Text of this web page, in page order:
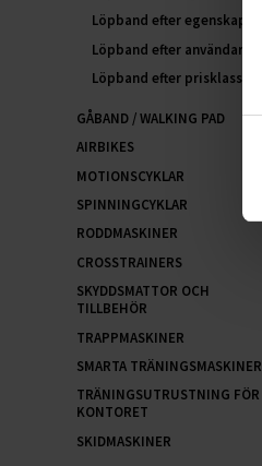
Löpband efter egenskaper
Löpband efter användare
Löpband efter prisklass
GÅBAND / WALKING PAD
AIRBIKES
MOTIONSCYKLAR
SPINNINGCYKLAR
RODDMASKINER
CROSSTRAINERS
SKYDDSMATTOR OCH
TILLBEHÖR
TRAPPMASKINER
SMARTA TRÄNINGSMASKINER
TRÄNINGSUTRUSTNING FÖR
KONTORET
SKIDMASKINER